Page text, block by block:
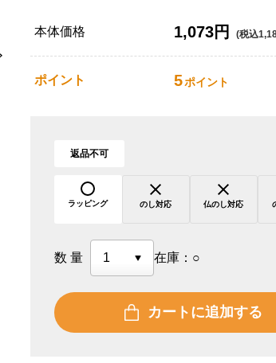
本体価格 1,073円 (税込
ポイント 5ポイント
返品不可
ラッピング のし対応 仏のし対応
数量 在庫： ○
カートに追加する